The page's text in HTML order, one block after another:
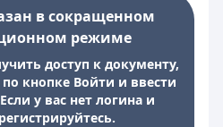
в сокращенном
режиме
доступ к документу,
кнопке Войти и ввести
у вас нет логина и